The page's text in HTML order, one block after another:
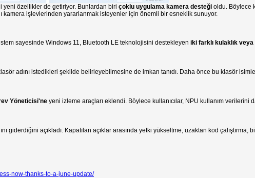
yeni özellikler de getiriyor. Bunlardan biri çoklu uygulama kamera desteği oldu. Böylece
işlevlerinden yararlanmak isteyenler için önemli bir esneklik sunuyor.
sayesinde Windows 11, Bluetooth LE teknolojisini destekleyen iki farklı kulaklık veya
adını istedikleri şekilde belirleyebilmesine de imkan tanıdı. Daha önce bu klasör
Yöneticisi'ne yeni izleme araçları eklendi. Böylece kullanıcılar, NPU kullanım verilerini
giderdiğini açıkladı. Kapatılan açıklar arasında yetki yükseltme, uzaktan kod
now-thanks-to-a-june-update/